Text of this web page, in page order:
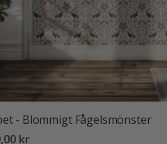
- Blommigt Fågelsmönster
kr